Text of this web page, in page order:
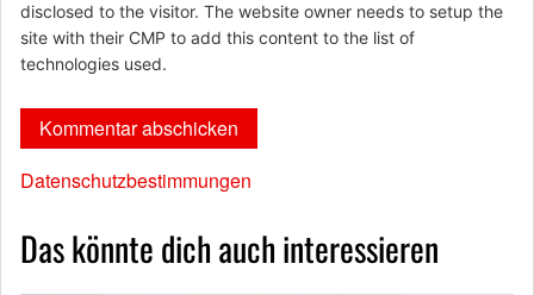
disclosed to the visitor. The website owner needs to setup the
site with their CMP to add this content to the list of
technologies used.
Datenschutzbestimmungen
Das könnte dich auch interessieren